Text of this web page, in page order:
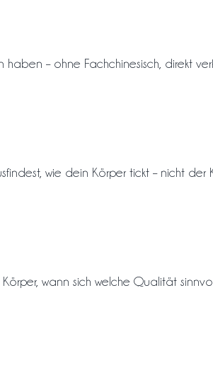
– ohne Fachchinesisch, direkt
wie dein Körper tickt – nicht der
wann sich welche Qualität